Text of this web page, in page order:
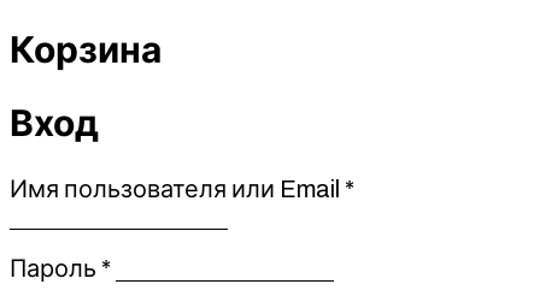
Корзина
Вход
Имя пользователя или Email *Обязательно
Пароль *Обязательно